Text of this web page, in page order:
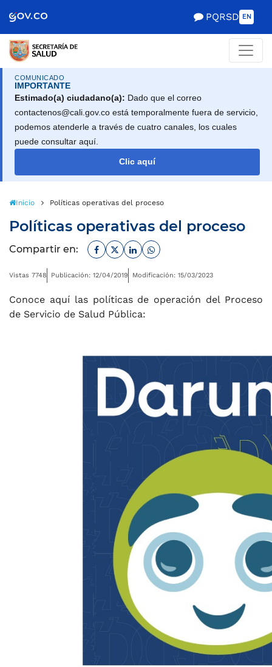
de Gobierno
PQRSD EN
COMUNICADO
IMPORTANTE
Estimado(a) ciudadano(a): Dado que el correo
contactenos@cali.gov.co está temporalmente fuera de servicio,
podemos atenderle a través de cuatro canales, los cuales
puede consultar aquí.
Clic aquí
Inicio Políticas operativas del proceso
Políticas operativas del proceso
Compartir en: Facebook
TwitterLinkedinWhatsapp
Vistas 7748 Publicación: 12/04/2019 Modificación: 15/03/2023
Conoce aquí las políticas de operación del Proceso
de Servicio de Salud Pública: